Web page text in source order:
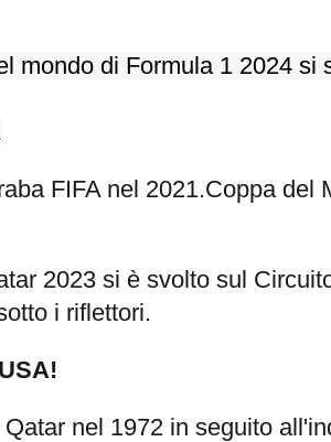
mondo di Formula 1 2024
nel 2021.Coppa del
si è svolto sul
i riflettori.
nel 1972 in seguito